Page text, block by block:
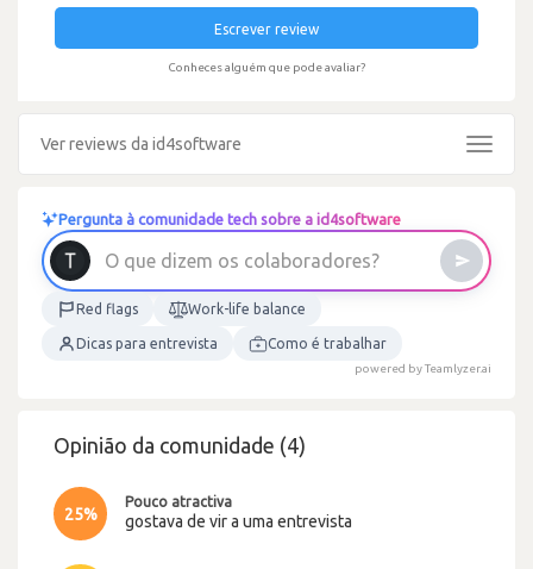
Escrever review
Conheces alguém que pode avaliar?
Ver reviews da id4software
Toggle
Pergunta à comunidade tech sobre a id4software
O que d izem os colaborad ores?
Red flags Work-life balance
Dicas para entrevista Como é trabalhar
powered by Teamlyzer.ai
Opinião da comunidade (4)
25%
Pouco atractiva
gostava de vir a uma entrevista